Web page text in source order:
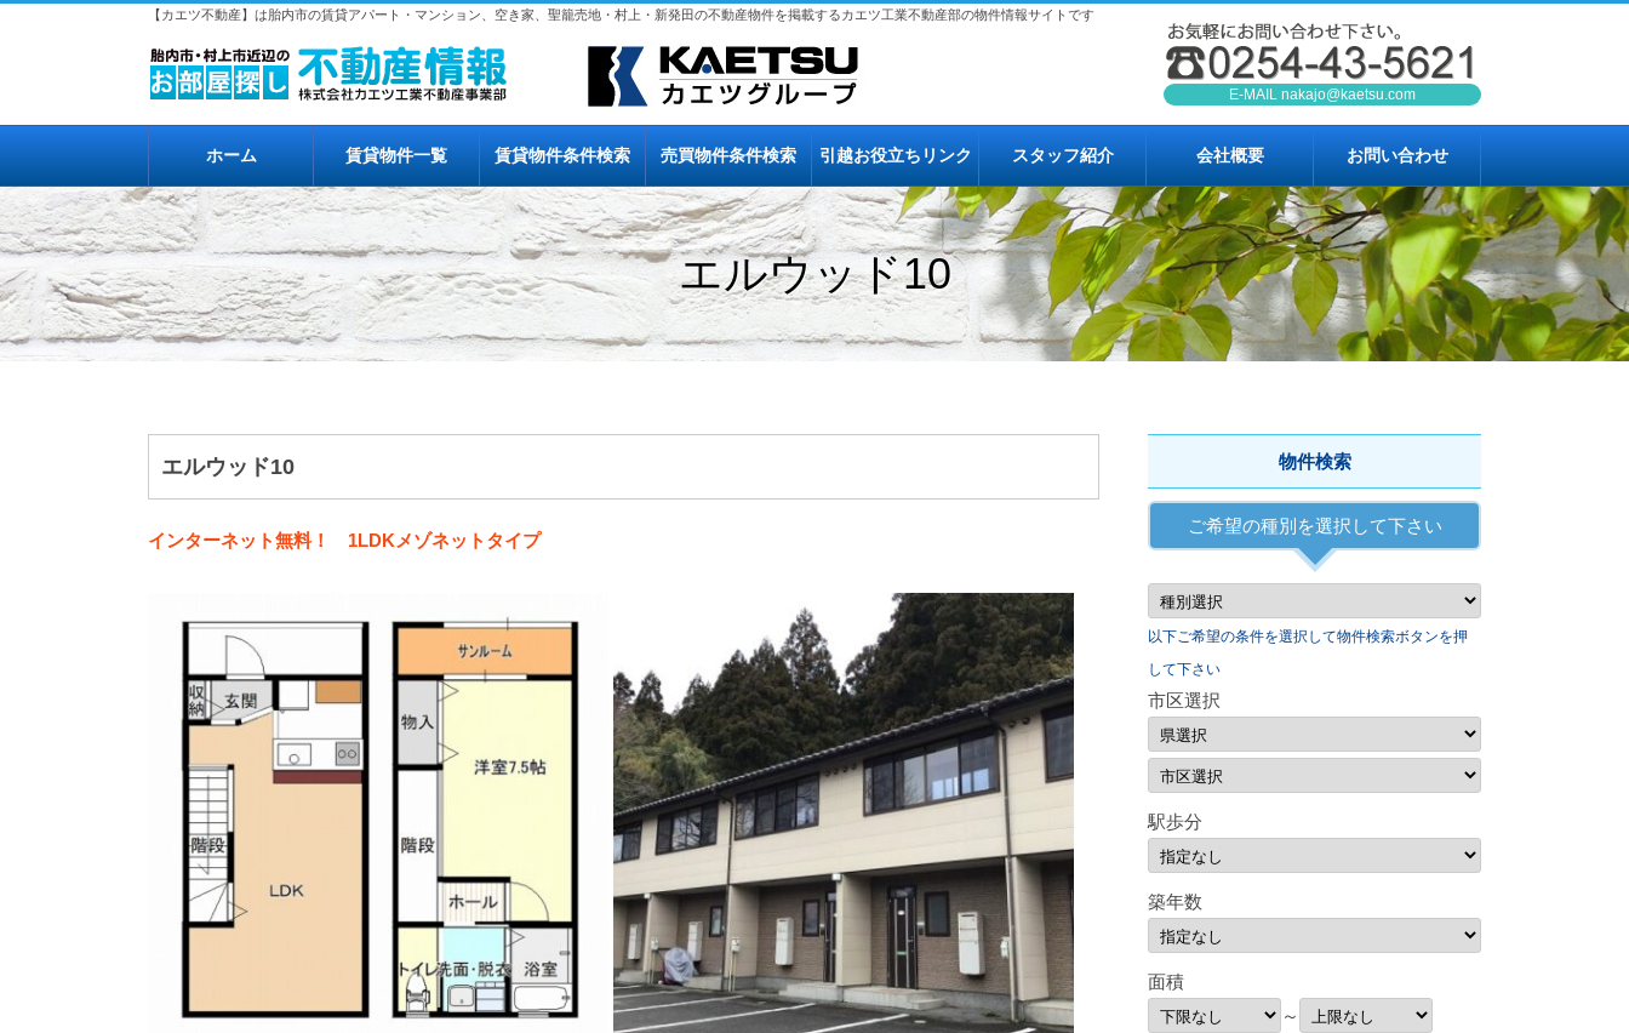
【カエツ不動産】は胎内市の賃貸アパート・マンション、空き家、聖籠売地・村上・新発田の不動産物件を掲載するカエツ工業不動産部の物件情報サイトです
E-MAIL nakajo@kaetsu.com
ホーム 賃貸物件一覧 賃貸物件条件検索 売買物件条件検索 引越お役立ちリンク スタッフ紹介 会社概要 お問い合わせ
エルウッド10
エルウッド10
インターネット無料！ 1LDKメゾネットタイプ
物件検索
ご希望の種別を選択して下さい
以下ご希望の条件を選択して物件検索ボタンを押
して下さい
市区選択
駅歩分
築年数
面積
～